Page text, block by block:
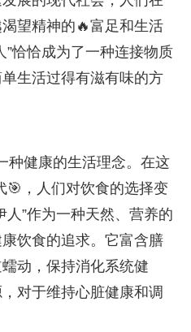
望精神的🔥富足和生活
”恰恰成为了一种连接物质
生活过得有滋有味的方
种健康的生活理念。在这
🎯，人们对饮食的选择变
人”作为一种天然、营养的
饮食的追求。它富含膳
动，保持消化系统健
对于维持心脏健康和调